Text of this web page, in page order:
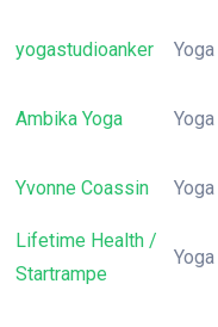
yogastudioanker Yoga
Ambika Yoga Yoga
Yvonne Coassin Yoga
Lifetime Health /
Startrampe
Yoga